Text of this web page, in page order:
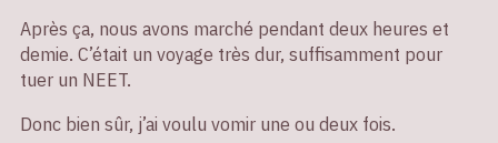
Après ça, nous avons marché pendant deux heures et
demie. C’était un voyage très dur, suffisamment pour
tuer un NEET.
Donc bien sûr, j’ai voulu vomir une ou deux fois.